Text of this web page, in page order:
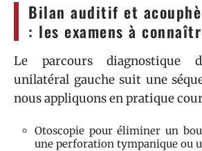
Bilan auditif et
: les examens à
Le parcours diagnostique
unilatéral gauche suit une
nous appliquons en pratique
Otoscopie pour éliminer un
une perforation tympanique ou